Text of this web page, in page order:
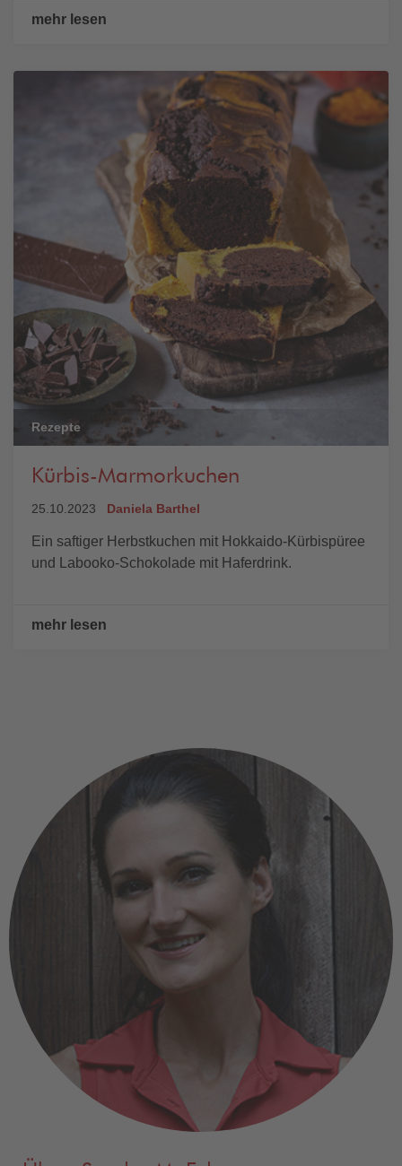
mehr lesen
Rezepte
Kürbis-Marmorkuchen
25.10.2023 Daniela Barthel
Ein saftiger Herbstkuchen mit Hokkaido-Kürbispüree
und Labooko-Schokolade mit Haferdrink.
mehr lesen